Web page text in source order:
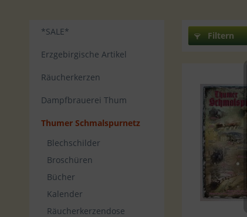
*SALE*
Erzgebirgische Artikel
Räucherkerzen
Dampfbrauerei Thum
Thumer Schmalspurnetz
Blechschilder
Broschüren
Bücher
Kalender
Räucherkerzendose
Filtern